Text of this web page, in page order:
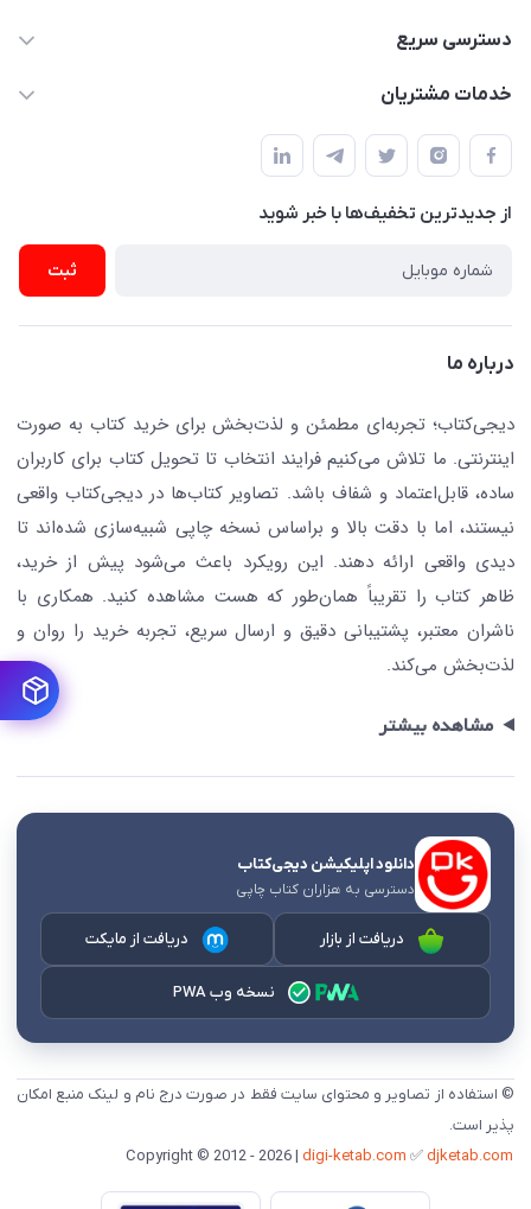
021-66483376
پلیس امنیت .پلاک 150 (🚷 فروش فقط به صورت آنلاین)
دسترسی سریع
کتاب (دسته‌بندی)
ناشران همکار
نویسندگان و مترجمان
جستجو در سایت
کتابیاب
خدمات مشتریان
راهنما
پیگیری سفارشات
رهگیری مرسولات پستی
ارسال تیکت پشتیبانی
از جدید‌ترین تخفیف‌ها با‌ خبر شوید
ثبت
درباره ما
دیجی‌کتاب؛ تجربه‌ای مطمئن و لذت‌بخش برای خرید کتاب به صورت
اینترنتی. ما تلاش می‌کنیم فرایند انتخاب تا تحویل کتاب برای کاربران
ساده، قابل‌اعتماد و شفاف باشد. تصاویر کتاب‌ها در دیجی‌کتاب واقعی
نیستند، اما با دقت بالا و براساس نسخه چاپی شبیه‌سازی شده‌اند تا
دیدی واقعی ارائه دهند. این رویکرد باعث می‌شود پیش از خرید،
ظاهر کتاب را تقریباً همان‌طور که هست مشاهده کنید. همکاری با
ناشران معتبر، پشتیبانی دقیق و ارسال سریع، تجربه خرید را روان و
لذت‌بخش می‌کند.
مشاهده بیشتر
دانلود اپلیکیشن دیجی‌کتاب
دسترسی به هزاران کتاب چاپی
دریافت از بازار دریافت از مایکت
نسخه وب PWA
© استفاده از تصاویر و محتوای سایت فقط در صورت درج نام و لینک منبع امکان
پذیر است.
digi-ketab.com ✅djketab.com